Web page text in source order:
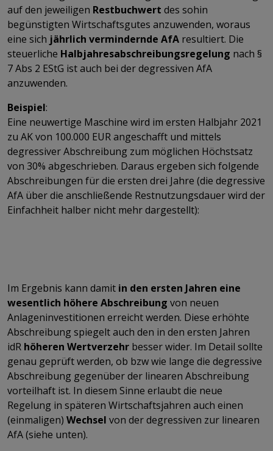
auf den jeweiligen Restbuchwert des sohin
begünstigten Wirtschaftsgutes anzuwenden, woraus
eine sich jährlich vermindernde AfA resultiert. Die
steuerliche Halbjahresabschreibungsregelung nach §
7 Abs 2 EStG ist auch bei der degressiven AfA
anzuwenden.
Beispiel:
Eine neuwertige Maschine wird im ersten Halbjahr 2021
zu AK von 100.000 EUR angeschafft und mittels
degressiver Abschreibung zum möglichen Höchstsatz
von 30% abgeschrieben. Daraus ergeben sich folgende
Abschreibungen für die ersten drei Jahre (die degressive
AfA über die anschließende Restnutzungsdauer wird der
Einfachheit halber nicht mehr dargestellt):
Im Ergebnis kann damit in den ersten Jahren eine
wesentlich höhere Abschreibung von neuen
Anlageninvestitionen erreicht werden. Diese erhöhte
Abschreibung spiegelt auch den in den ersten Jahren
idR höheren Wertverzehr besser wider. Im Detail sollte
genau geprüft werden, ob bzw wie lange die degressive
Abschreibung gegenüber der linearen Abschreibung
vorteilhaft ist. In diesem Sinne erlaubt die neue
Regelung in späteren Wirtschaftsjahren auch einen
(einmaligen) Wechsel von der degressiven zur linearen
AfA (siehe unten).